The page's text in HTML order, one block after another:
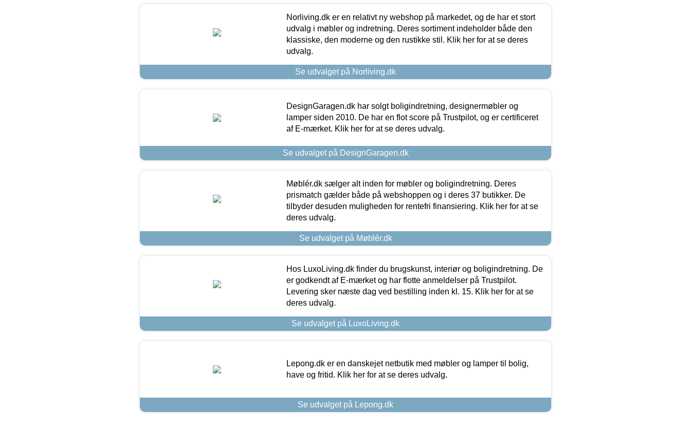
Norliving.dk er en relativt ny webshop på markedet, og de har et stort
udvalg i møbler og indretning. Deres sortiment indeholder både den
klassiske, den moderne og den rustikke stil. Klik her for at se deres
udvalg.
Se udvalget på Norliving.dk
DesignGaragen.dk har solgt boligindretning, designermøbler og
lamper siden 2010. De har en flot score på Trustpilot, og er certificeret
af E-mærket. Klik her for at se deres udvalg.
Se udvalget på DesignGaragen.dk
Møblér.dk sælger alt inden for møbler og boligindretning. Deres
prismatch gælder både på webshoppen og i deres 37 butikker. De
tilbyder desuden muligheden for rentefri finansiering. Klik her for at se
deres udvalg.
Se udvalget på Møblér.dk
Hos LuxoLiving.dk finder du brugskunst, interiør og boligindretning. De
er godkendt af E-mærket og har flotte anmeldelser på Trustpilot.
Levering sker næste dag ved bestilling inden kl. 15. Klik her for at se
deres udvalg.
Se udvalget på LuxoLiving.dk
Lepong.dk er en danskejet netbutik med møbler og lamper til bolig,
have og fritid. Klik her for at se deres udvalg.
Se udvalget på Lepong.dk